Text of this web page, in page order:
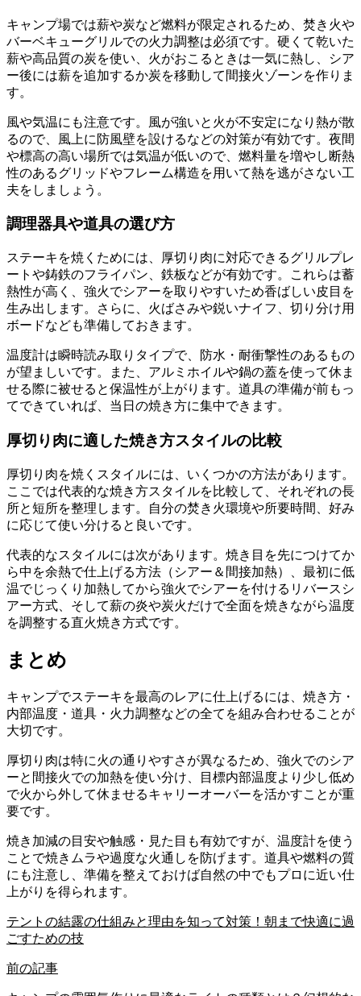
キャンプ場では薪や炭など燃料が限定されるため、焚き火や
バーベキューグリルでの火力調整は必須です。硬くて乾いた
薪や高品質の炭を使い、火がおこるときは一気に熱し、シア
ー後には薪を追加するか炭を移動して間接火ゾーンを作りま
す。
風や気温にも注意です。風が強いと火が不安定になり熱が散
るので、風上に防風壁を設けるなどの対策が有効です。夜間
や標高の高い場所では気温が低いので、燃料量を増やし断熱
性のあるグリッドやフレーム構造を用いて熱を逃がさない工
夫をしましょう。
調理器具や道具の選び方
ステーキを焼くためには、厚切り肉に対応できるグリルプレ
ートや鋳鉄のフライパン、鉄板などが有効です。これらは蓄
熱性が高く、強火でシアーを取りやすいため香ばしい皮目を
生み出します。さらに、火ばさみや鋭いナイフ、切り分け用
ボードなども準備しておきます。
温度計は瞬時読み取りタイプで、防水・耐衝撃性のあるもの
が望ましいです。また、アルミホイルや鍋の蓋を使って休ま
せる際に被せると保温性が上がります。道具の準備が前もっ
てできていれば、当日の焼き方に集中できます。
厚切り肉に適した焼き方スタイルの比較
厚切り肉を焼くスタイルには、いくつかの方法があります。
ここでは代表的な焼き方スタイルを比較して、それぞれの長
所と短所を整理します。自分の焚き火環境や所要時間、好み
に応じて使い分けると良いです。
代表的なスタイルには次があります。焼き目を先につけてか
ら中を余熱で仕上げる方法（シアー＆間接加熱）、最初に低
温でじっくり加熱してから強火でシアーを付けるリバースシ
アー方式、そして薪の炎や炭火だけで全面を焼きながら温度
を調整する直火焼き方式です。
まとめ
キャンプでステーキを最高のレアに仕上げるには、焼き方・
内部温度・道具・火力調整などの全てを組み合わせることが
大切です。
厚切り肉は特に火の通りやすさが異なるため、強火でのシア
ーと間接火での加熱を使い分け、目標内部温度より少し低め
で火から外して休ませるキャリーオーバーを活かすことが重
要です。
焼き加減の目安や触感・見た目も有効ですが、温度計を使う
ことで焼きムラや過度な火通しを防げます。道具や燃料の質
にも注意し、準備を整えておけば自然の中でもプロに近い仕
上がりを得られます。
テントの結露の仕組みと理由を知って対策！朝まで快適に過
ごすための技
前の記事